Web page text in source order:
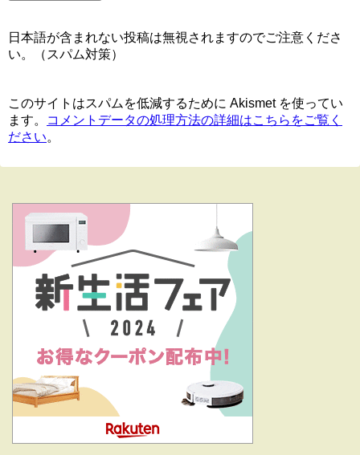
日本語が含まれない投稿は無視されますのでご注意くださ
い。（スパム対策）
このサイトはスパムを低減するために Akismet を使ってい
ます。
コメントデータの処理方法の詳細はこちらをご覧く
ださい。